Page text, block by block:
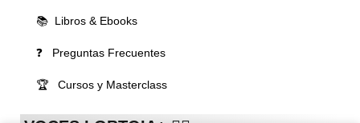
📚 Libros & Ebooks
❓ Preguntas Frecuentes
🏆 Cursos y Masterclass